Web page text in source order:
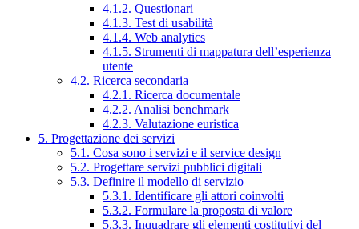
4.1.2. Questionari
4.1.3. Test di usabilità
4.1.4. Web analytics
4.1.5. Strumenti di mappatura dell’esperienza
utente
4.2. Ricerca secondaria
4.2.1. Ricerca documentale
4.2.2. Analisi benchmark
4.2.3. Valutazione euristica
5. Progettazione dei servizi
5.1. Cosa sono i servizi e il service design
5.2. Progettare servizi pubblici digitali
5.3. Definire il modello di servizio
5.3.1. Identificare gli attori coinvolti
5.3.2. Formulare la proposta di valore
5.3.3. Inquadrare gli elementi costitutivi del